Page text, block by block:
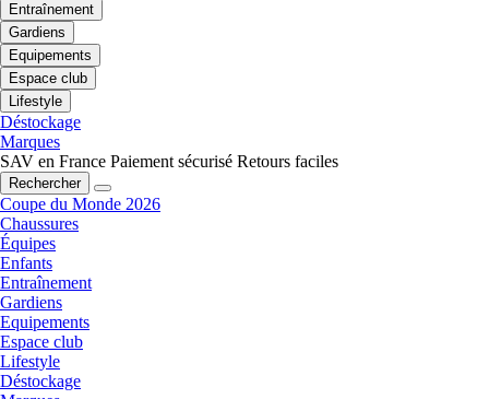
Entraînement
Gardiens
Equipements
Espace club
Lifestyle
Déstockage
Marques
SAV en France Paiement sécurisé Retours faciles
Rechercher
Coupe du Monde 2026
Chaussures
Équipes
Enfants
Entraînement
Gardiens
Equipements
Espace club
Lifestyle
Déstockage